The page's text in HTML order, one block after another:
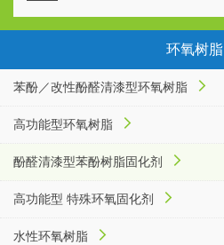
环氧树脂
苯酚／改性酚醛清漆型环氧树脂
高功能型环氧树脂
酚醛清漆型苯酚树脂固化剂
高功能型 特殊环氧固化剂
水性环氧树脂